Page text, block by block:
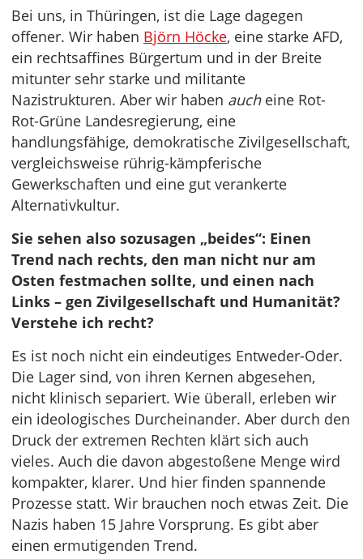
Bei uns, in Thüringen, ist die Lage dagegen
offener. Wir haben Björn Höcke, eine starke AFD,
ein rechtsaffines Bürgertum und in der Breite
mitunter sehr starke und militante
Nazistrukturen. Aber wir haben aucheine Rot-
Rot-Grüne Landesregierung, eine
handlungsfähige, demokratische Zivilgesellschaft,
vergleichsweise rührig-kämpferische
Gewerkschaften und eine gut verankerte
Alternativkultur.
Sie sehen also sozusagen „beides“: Einen
Trend nach rechts, den man nicht nur am
Osten festmachen sollte, und einen nach
Links – gen Zivilgesellschaft und Humanität?
Verstehe ich recht?
Es ist noch nicht ein eindeutiges Entweder-Oder.
Die Lager sind, von ihren Kernen abgesehen,
nicht klinisch separiert. Wie überall, erleben wir
ein ideologisches Durcheinander. Aber durch den
Druck der extremen Rechten klärt sich auch
vieles. Auch die davon abgestoßene Menge wird
kompakter, klarer. Und hier finden spannende
Prozesse statt. Wir brauchen noch etwas Zeit. Die
Nazis haben 15 Jahre Vorsprung. Es gibt aber
einen ermutigenden Trend.